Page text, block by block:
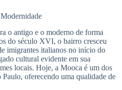
o antigo e o moderno de forma
do século XVI, o bairro cresceu
imigrantes italianos no início do
cultural evidente em sua
locais. Hoje, a Mooca é um dos
oferecendo uma qualidade de